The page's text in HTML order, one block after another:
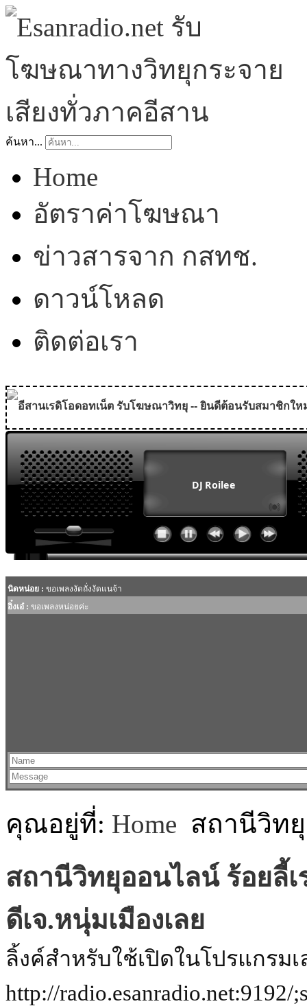
ค้นหา...
Home
อัตราค่าโฆษณา
ข่าวสารจาก กสทช.
ดาวน์โหลด
ติดต่อเรา
อีสานเรดิโอดอทเน็ต รับโฆษณาวิทยุ -- ยินดีต้อนรับสมาชิกใหม่
MODULE SBAHJAOUI YOUTUBE
MODULE SBAHJAOUI MEMORY GAME
MODULE SBAHJAOUI ACCORDION MENU
คุณอยู่ที่: Home สถานีวิท
สถานีวิทยุออนไลน์ ร้อยลี้
ดีเจ.หนุ่มเมืองเลย
ลิ้งค์สำหรับใช้เปิดในโปรแกรมเ
http://radio.esanradio.net:9192/